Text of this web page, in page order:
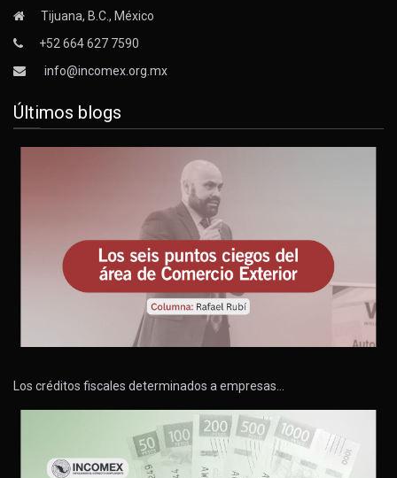
Tijuana, B.C., México
+52 664 627 7590
info@incomex.org.mx
Últimos blogs
Los créditos fiscales determinados a empresas…